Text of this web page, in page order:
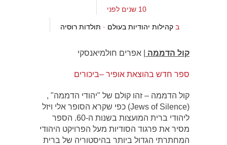
10 שנים לפני
ב קהילות יהודיות בעולם · תולדות רוסיה
קול הדממה | אפרים חולמיאנסקי
ספר חדש בהוצאת אופיר –ביכורים
קול הדממה – זהו קולם של "יהודי הדממה" ,
(Jews of Silence) כפי שקרא הסופר אלי ויזל
ליהודי ברית המועצות בשנות ה-60. הספר
מסיר את פרגוד הסודיות מעל הפרויקט היהודי
המחתרתי הגדול ביותר בהיסטוריה של ברית